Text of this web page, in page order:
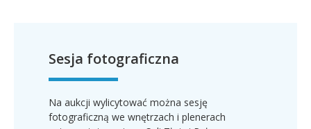
Sesja fotograficzna
Na aukcji wylicytować można sesję
fotograficzną we wnętrzach i plenerach